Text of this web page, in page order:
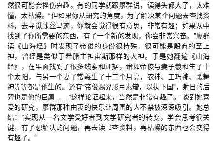
然很可能会挫伤兴趣。有的同学就跟廖群说，读得头都大了，太难
懂，太枯燥。“但如果你从研究的角度，为了解决某个问题去查找资
料，去寻觅蛛丝马迹，你就会觉得很有意思，非常有趣；如果从中
找到了你所需要的东西，有了一个新的发现，你会非常兴奋。”廖群
读《山海经》时发现了帝俊的身份很特殊，很可能是殷商的至上
神，曾经是类似于希腊主神宙斯那样的大神。于是她翻遍《山海
经》，在里面找到了很多线索和证据，诸如帝俊与妻子羲和生了十
个太阳，与另一个妻子常羲生了十二个月亮，农神、工巧神、歌舞
神等等都是他生的。还有“帝俊赐羿彤弓素矰，以扶下国”，射日的后
羿也是他的臣属……“这样论证起来，当然是非常有趣了。”谈到她喜
爱的研究，廖群那种由衷的快乐让周围的人不禁被深深吸引。她总
结：“实现从一名文学爱好者到文学研究者的转变，学会思考很关
键。有了想解决的问题，再去读书查资料，再枯燥的东西也会变得
有趣了。”